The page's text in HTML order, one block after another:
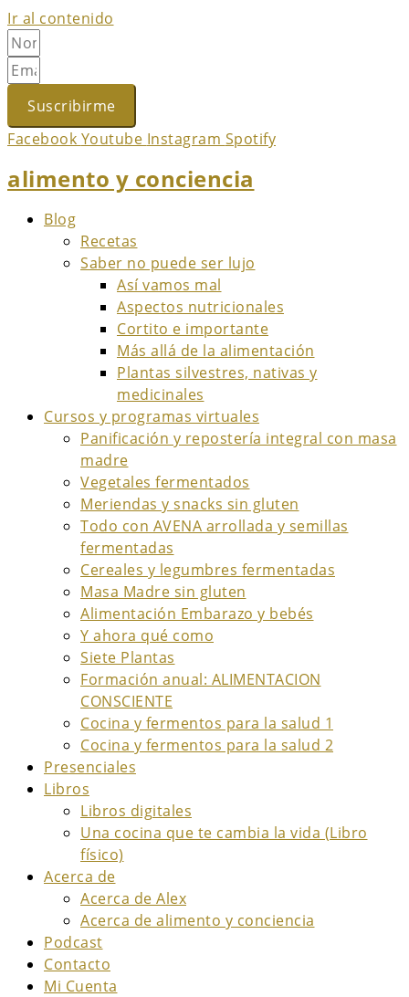
Ir al contenido
Suscribirme
Facebook Youtube Instagram Spotify
alimento y conciencia
Blog
Recetas
Saber no puede ser lujo
Así vamos mal
Aspectos nutricionales
Cortito e importante
Más allá de la alimentación
Plantas silvestres, nativas y
medicinales
Cursos y programas virtuales
Panificación y repostería integral con masa
madre
Vegetales fermentados
Meriendas y snacks sin gluten
Todo con AVENA arrollada y semillas
fermentadas
Cereales y legumbres fermentadas
Masa Madre sin gluten
Alimentación Embarazo y bebés
Y ahora qué como
Siete Plantas
Formación anual: ALIMENTACION
CONSCIENTE
Cocina y fermentos para la salud 1
Cocina y fermentos para la salud 2
Presenciales
Libros
Libros digitales
Una cocina que te cambia la vida (Libro
físico)
Acerca de
Acerca de Alex
Acerca de alimento y conciencia
Podcast
Contacto
Mi Cuenta